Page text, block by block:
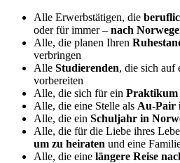
Alle Erwerbstätigen, die
oder für immer – nach
Alle, die planen Ihren
verbringen
Alle Studierenden, die sich auf
vorbereiten
Alle, die sich für ein Praktikum
Alle, die eine Stelle als Au-Pair
Alle, die ein Schuljahr in
Alle, die für die Liebe ihres
um zu heiraten und eine
Alle, die eine längere Reise